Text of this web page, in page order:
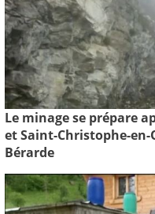
Le minage se prépare
et Saint-Christophe-
Bérarde